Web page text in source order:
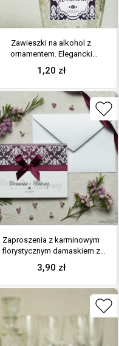
Zawieszki na alkohol z
ornamentem. Elegancki
karminowy florystyczny
damask, jasny motyw ozdobny
1,20 zł
Zaproszenia z karminowym
florystycznym damaskiem z
jasnym motywem kwiatowym,
satynową wstążką oraz
3,90 zł